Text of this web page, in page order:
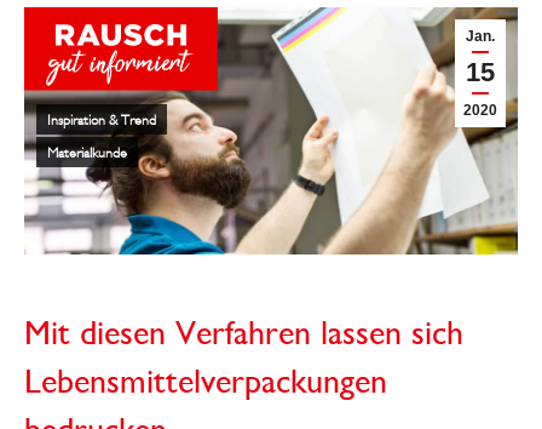
Jan.
15
2020
Inspiration & Trend
Materialkunde
Mit diesen Verfahren lassen sich
Lebensmittelverpackungen